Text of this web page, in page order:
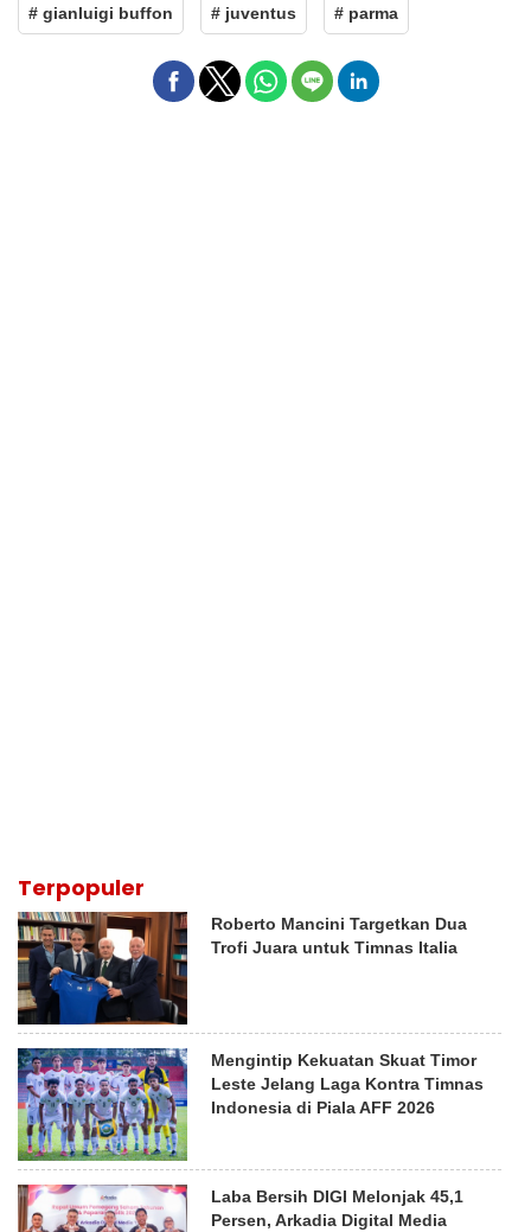
# gianluigi buffon # juventus # parma
Terpopuler
Roberto Mancini Targetkan Dua
Trofi Juara untuk Timnas Italia
Mengintip Kekuatan Skuat Timor
Leste Jelang Laga Kontra Timnas
Indonesia di Piala AFF 2026
Laba Bersih DIGI Melonjak 45,1
Persen, Arkadia Digital Media